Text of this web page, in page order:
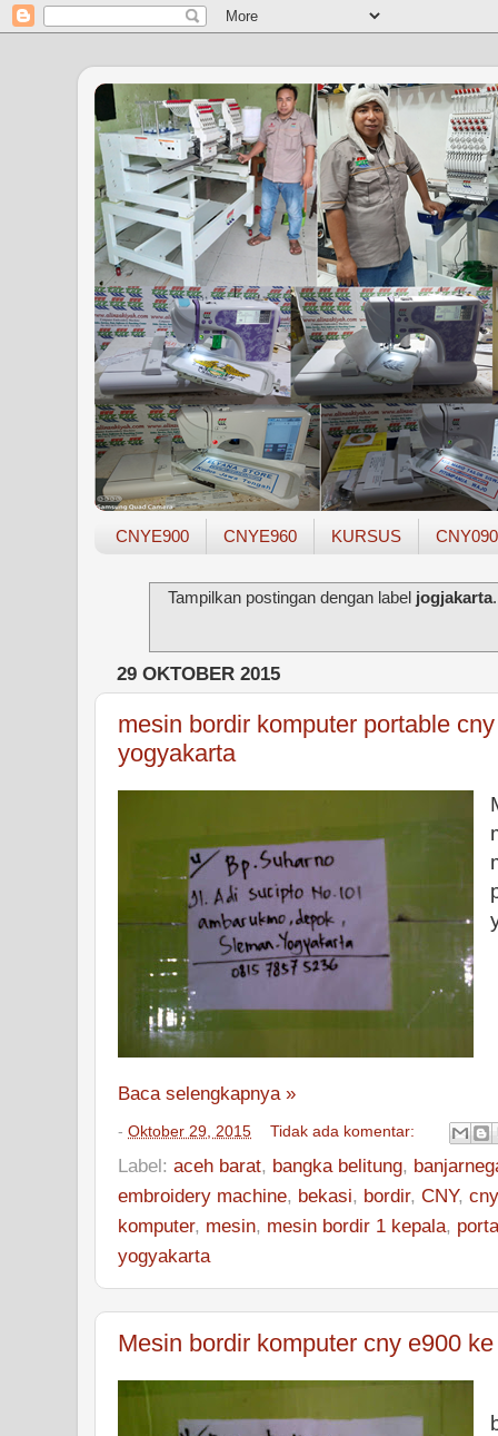
CNYE900 CNYE960 KURSUS
Tampilkan postingan dengan label jogjakarta
29 OKTOBER 2015
mesin bordir komputer portable
yogyakarta
Baca selengkapnya »
- Oktober 29, 2015 Tidak ada komentar:
Label: aceh barat, bangka belitung,
embroidery machine, bekasi, bordir, CNY,
komputer, mesin, mesin bordir 1 kepala,
yogyakarta
Mesin bordir komputer cny e900